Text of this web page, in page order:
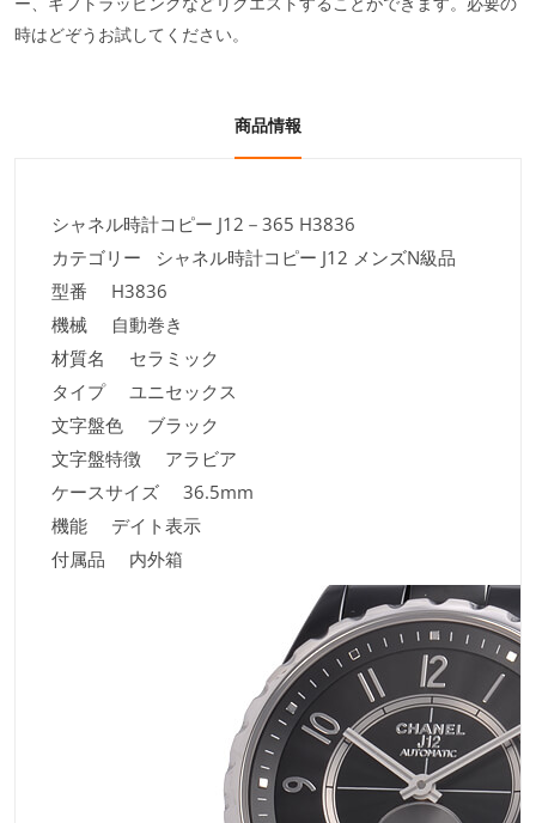
時はどぞうお試してください。
商品情報
シャネル時計コピー J12－365 H3836
カテゴリー シャネル時計コピー J12 メンズN級品
型番 H3836
機械 自動巻き
材質名 セラミック
タイプ ユニセックス
文字盤色 ブラック
文字盤特徴 アラビア
ケースサイズ 36.5mm
機能 デイト表示
付属品 内外箱